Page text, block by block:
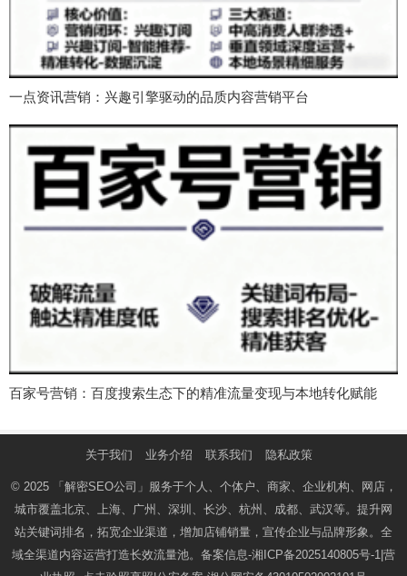
一点资讯营销：兴趣引擎驱动的品质内容营销平台
百家号营销：百度搜索生态下的精准流量变现与本地转化赋能
关于我们 业务介绍 联系我们 隐私政策
© 2025 「解密SEO公司」 服务于个人、个体户、商家、企业机构、网店，
城市覆盖北京、上海、广州、深圳、长沙、杭州、成都、武汉等。提升网
站关键词排名，拓宽企业渠道，增加店铺销量，宣传企业与品牌形象。全
域全渠道内容运营打造长效流量池。备案信息-湘ICP备2025140805号-1 |营